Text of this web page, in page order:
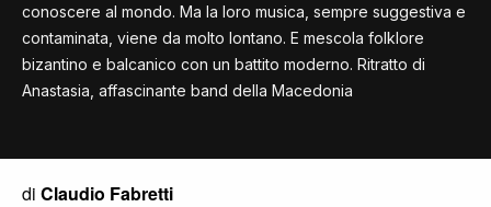
conoscere al mondo. Ma la loro musica, sempre suggestiva e
contaminata, viene da molto lontano. E mescola folklore
bizantino e balcanico con un battito moderno. Ritratto di
Anastasia, affascinante band della Macedonia
di Claudio Fabretti